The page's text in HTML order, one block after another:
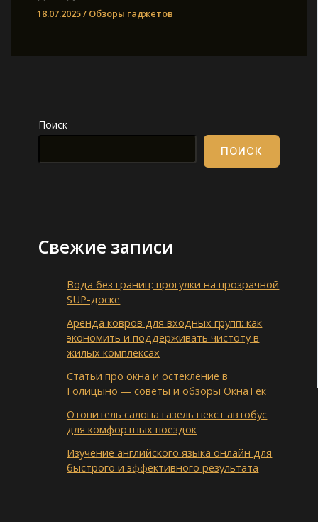
18.07.2025/ Обзоры гаджетов
Поиск
ПОИСК
Свежие записи
Вода без границ: прогулки на прозрачной
SUP-доске
Аренда ковров для входных групп: как
экономить и поддерживать чистоту в
жилых комплексах
Статьи про окна и остекление в
Голицыно — советы и обзоры ОкнаТек
Отопитель салона газель некст автобус
для комфортных поездок
Изучение английского языка онлайн для
быстрого и эффективного результата